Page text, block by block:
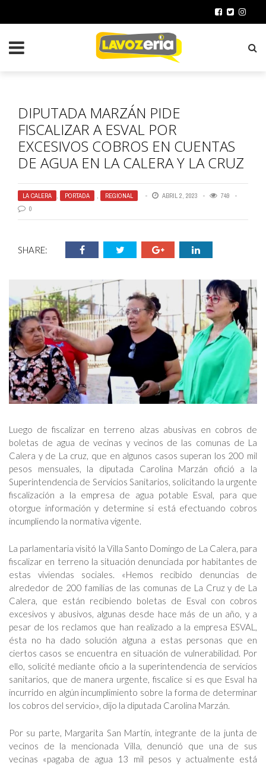
DIPUTADA MARZÁN PIDE
FISCALIZAR A ESVAL POR
EXCESIVOS COBROS EN CUENTAS
DE AGUA EN LA CALERA Y LA CRUZ
LA CALERA , PORTADA , REGIONAL ABRIL 2, 2023
749
0
SHARE:
Luego de fiscalizar en terreno alzas abusivas en cobros de
boletas de agua de vecinas y vecinos de las comunas de La
Calera y de La cruz, que en algunos casos superan los 200 mil
pesos mensuales, la diputada Carolina Marzán ofició a la
Superintendencia de Servicios Sanitarios, solicitando la urgente
fiscalización a la empresa de agua potable Esval, para que
otorgue información y determine si está efectuando cobros
incumpliendo la normativa vigente.
La parlamentaria visitó la Villa Santo Domingo de La Calera, para
fiscalizar en terreno la situación denunciada por habitantes de
estas viviendas sociales. «Hemos recibido denuncias de
alrededor de 200 familias de las comunas de La Cruz y de La
Calera, que están recibiendo boletas de Esval con cobros
excesivos y abusivos, algunas desde hace más de un año, y a
pesar de los reclamos que han realizado a la empresa ESVAL,
ésta no ha dado solución alguna a estas personas que en
ciertos casos se encuentra en situación de vulnerabilidad. Por
ello, solicité mediante oficio a la superintendencia de servicios
sanitarios, que de manera urgente, fiscalice si es que Esval ha
incurrido en algún incumplimiento sobre la forma de determinar
los cobros del servicio», dijo la diputada Carolina Marzán.
Por su parte, Margarita San Martín, integrante de la junta de
vecinos de la mencionada Villa, denunció que una de sus
vecinas «pagaba de agua 13 mil pesos y actualmente está